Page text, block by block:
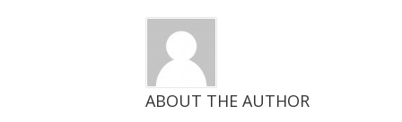
ABOUT THE AUTHOR